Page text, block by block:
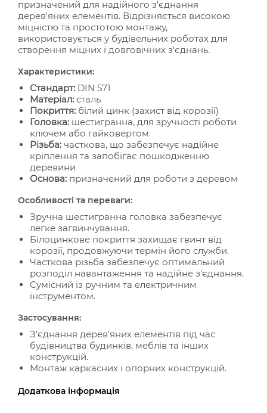
призначений для надійного з'єднання
дерев'яних елементів. Відрізняється високою
міцністю та простотою монтажу,
використовується у будівельних роботах для
створення міцних і довговічних з'єднань.
Характеристики:
Стандарт: DIN 571
Матеріал: сталь
Покриття: білий цинк (захист від корозії)
Головка: шестигранна, для зручності роботи
ключем або гайковертом
Різьба: часткова, що забезпечує надійне
кріплення та запобігає пошкодженню
деревини
Основа: призначений для роботи з деревом
Особливості та переваги:
Зручна шестигранна головка забезпечує
легке загвинчування.
Білоцинкове покриття захищає гвинт від
корозії, продовжуючи термін його служби.
Часткова різьба забезпечує оптимальний
розподіл навантаження та надійне з'єднання.
Сумісний із ручним та електричним
інструментом.
Застосування:
З'єднання дерев'яних елементів під час
будівництва будинків, меблів та інших
конструкцій.
Монтаж каркасних і опорних конструкцій.
Додаткова інформація